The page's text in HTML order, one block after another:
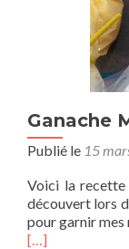
Ganache
Publié le 15
Voici la recette
découvert lors
pour garnir mes
[…]